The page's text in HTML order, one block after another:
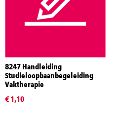
8247 Handleiding
Studieloopbaanbegeleiding
Vaktherapie
€ 1,10